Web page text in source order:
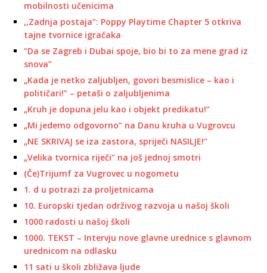
mobilnosti učenicima
,,Zadnja postaja”: Poppy Playtime Chapter 5 otkriva
tajne tvornice igračaka
“Da se Zagreb i Dubai spoje, bio bi to za mene grad iz
snova”
„Kada je netko zaljubljen, govori besmislice – kao i
političari!” – petaši o zaljubljenima
„Kruh je dopuna jelu kao i objekt predikatu!“
„Mi jedemo odgovorno” na Danu kruha u Vugrovcu
„NE SKRIVAJ se iza zastora, spriječi NASILJE!“
„Velika tvornica riječi“ na još jednoj smotri
(Če)Trijumf za Vugrovec u nogometu
1. d u potrazi za proljetnicama
10. Europski tjedan održivog razvoja u našoj školi
1000 radosti u našoj školi
1000. TEKST – Intervju nove glavne urednice s glavnom
urednicom na odlasku
11 sati u školi zbližava ljude